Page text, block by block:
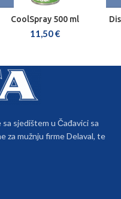
CoolSpray 500 ml
11,50€
sjedištem u Čađavici sa
za mužnju firme Delaval, te